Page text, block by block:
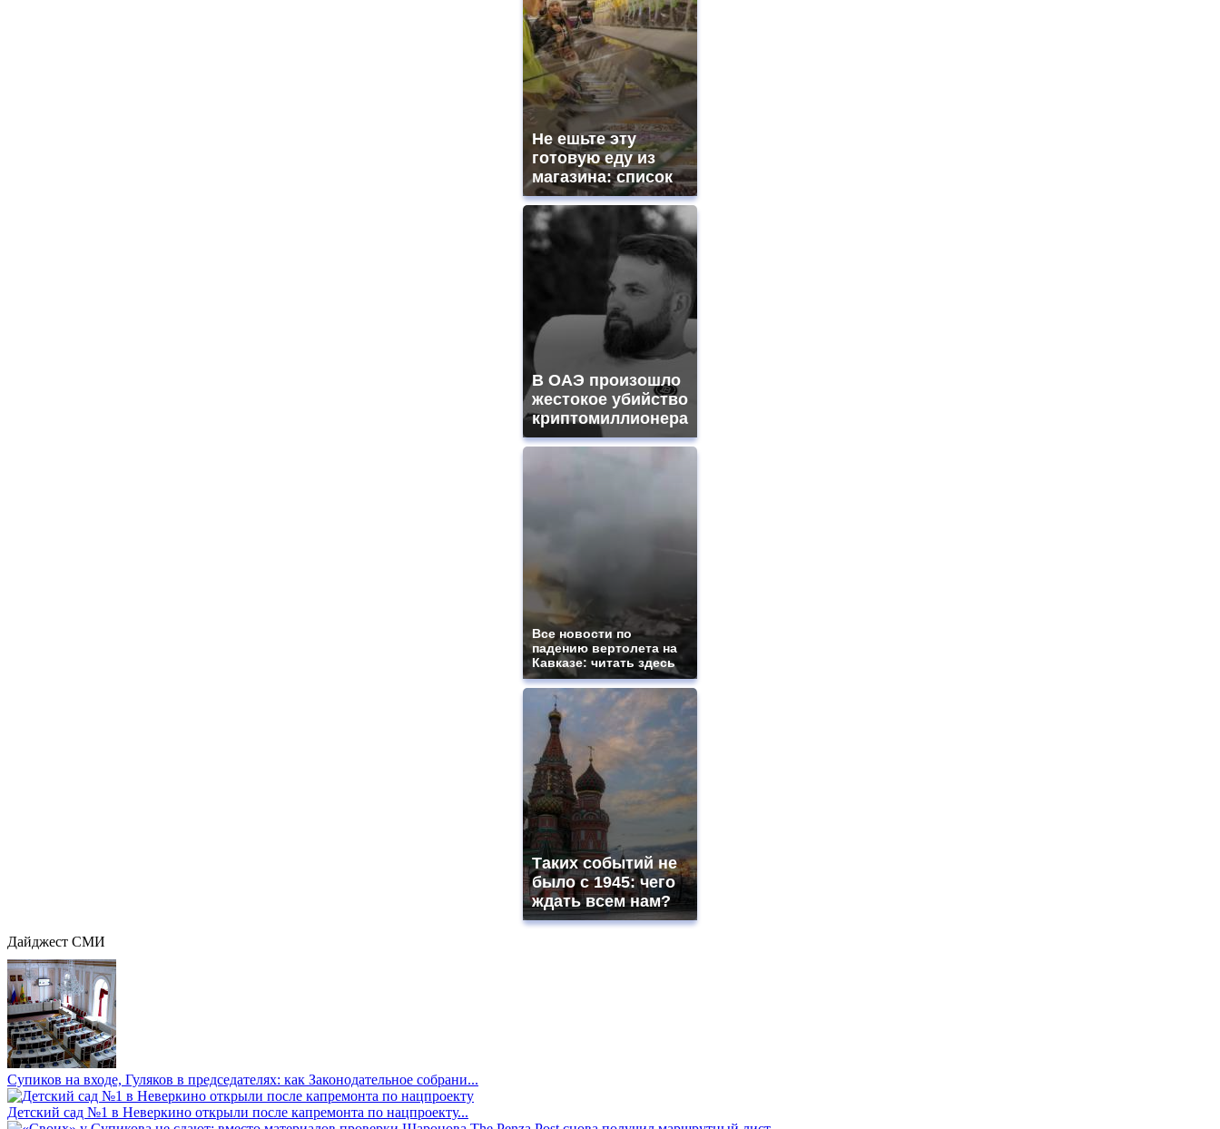
Не ешьте эту
готовую еду из
магазина: список
В ОАЭ произошло
жестокое убийство
криптомиллионера
Все новости по
падению вертолета на
Кавказе: читать здесь
Таких событий не
было с 1945: чего
ждать всем нам?
Дайджест СМИ
Супиков на входе, Гуляков в председателях: как Законодательное собрани...
Детский сад №1 в Неверкино открыли после капремонта по нацпроекту...